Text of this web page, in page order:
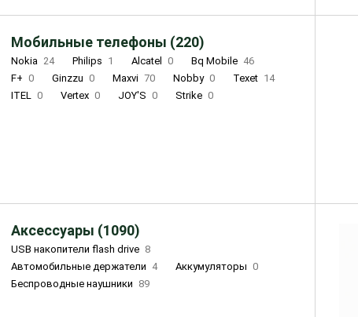
Мобильные телефоны (220)
Nokia 24 Philips 1 Alcatel 0 Bq Mobile 46
F+ 0 Ginzzu 0 Maxvi 70 Nobby 0 Texet 14
ITEL 0 Vertex 0 JOY'S 0 Strike 0
Аксессуары (1090)
USB накопители flash drive 8
Автомобильные держатели 4 Аккумуляторы 0
Беспроводные наушники 89